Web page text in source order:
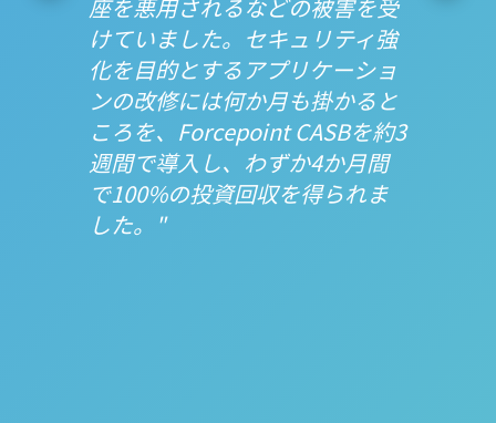
座を悪用されるなどの被害を受
けていました。セキュリティ強
化を目的とするアプリケーショ
ンの改修には何か月も掛かると
ころを、Forcepoint CASBを約3
週間で導入し、わずか4か月間
で100%の投資回収を得られま
した。"